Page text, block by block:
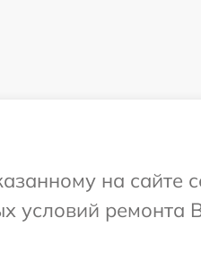
на сайте
условий ремонта